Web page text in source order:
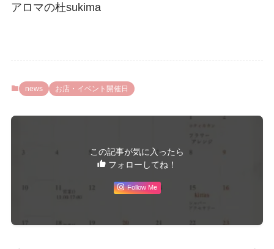
アロマの杜sukima
news お店・イベント開催日
この記事が気に入ったら
フォローしてね！
Follow Me